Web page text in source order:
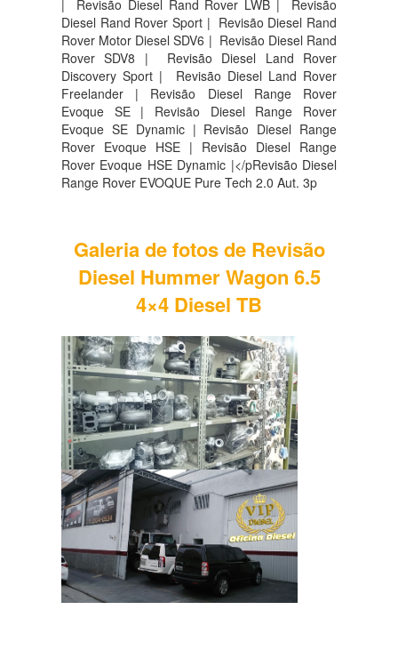
|
Revisão Diesel Rand Rover LWB |
Revisão
Diesel Rand Rover Sport | Revisão Diesel Rand
Rover Motor Diesel SDV6 | Revisão Diesel Rand
Rover SDV8 |
Revisão Diesel Land Rover
Discovery Sport |
Revisão Diesel Land Rover
Freelander | Revisão Diesel Range Rover
Evoque SE | Revisão Diesel Range Rover
Evoque SE Dynamic | Revisão Diesel Range
Rover Evoque HSE | Revisão Diesel Range
Rover Evoque HSE Dynamic |</pRevisão Diesel
Range Rover EVOQUE Pure Tech 2.0 Aut. 3p
Galeria de fotos de Revisão
Diesel Hummer Wagon 6.5
4×4 Diesel TB